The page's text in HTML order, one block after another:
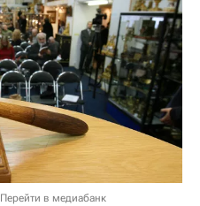
Перейти в медиабанк